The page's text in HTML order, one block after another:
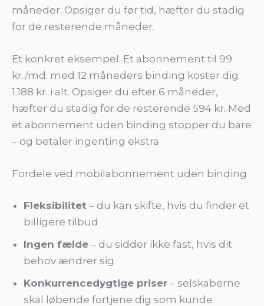
måneder. Opsiger du før tid, hæfter du stadig
for de resterende måneder.
Et konkret eksempel: Et abonnement til 99
kr./md. med 12 måneders binding koster dig
1.188 kr. i alt. Opsiger du efter 6 måneder,
hæfter du stadig for de resterende 594 kr. Med
et abonnement uden binding stopper du bare
– og betaler ingenting ekstra.
Fordele ved mobilabonnement uden binding
Fleksibilitet – du kan skifte, hvis du finder et
billigere tilbud
Ingen fælde – du sidder ikke fast, hvis dit
behov ændrer sig
Konkurrencedygtige priser – selskaberne
skal løbende fortjene dig som kunde